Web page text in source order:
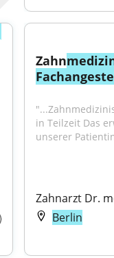
Zahn
in Teilzeit Das
unserer
Zahnarzt Dr.
Berlin